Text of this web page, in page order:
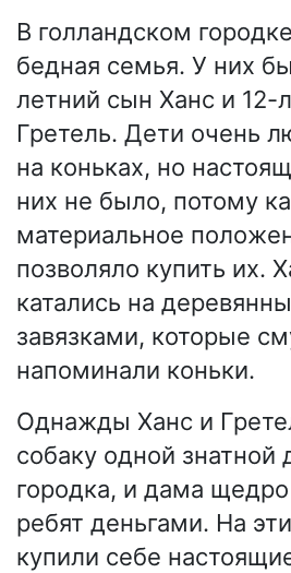
В голландском
бедная семья. У них
летний сын Ханс и 12-
Гретель. Дети очень
на коньках, но
них не было, потому
материальное
позволяло купить их.
катались на
завязками, которые
напоминали коньки.
Однажды Ханс и
собаку одной знатной
городка, и дама
ребят деньгами. На
купили себе